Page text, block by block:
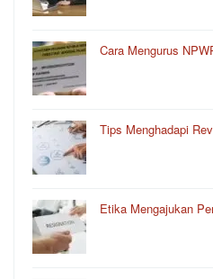
Cara Mengurus
Tips Menghadapi
Etika Mengajukan